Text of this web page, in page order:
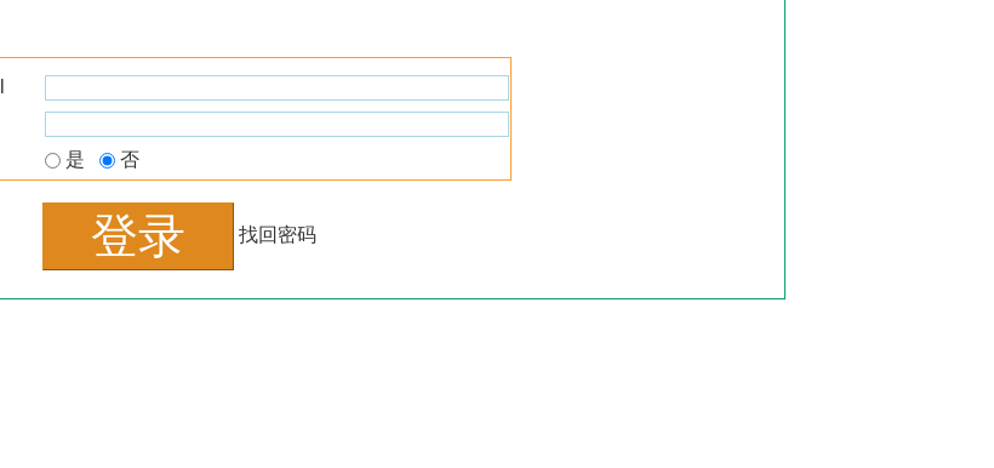
是 否
找回密码